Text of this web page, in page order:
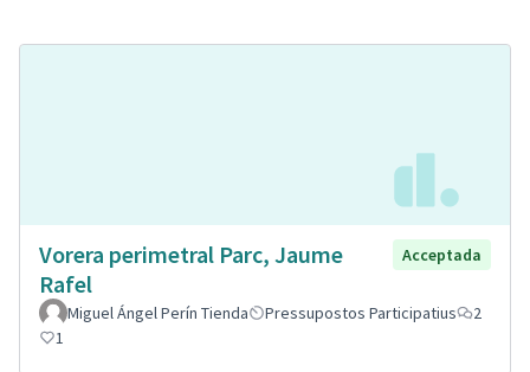
Vorera perimetral Parc, Jaume
Rafel
Acceptada
Miguel Ángel Perín Tienda Pressupostos Participatius
2
1